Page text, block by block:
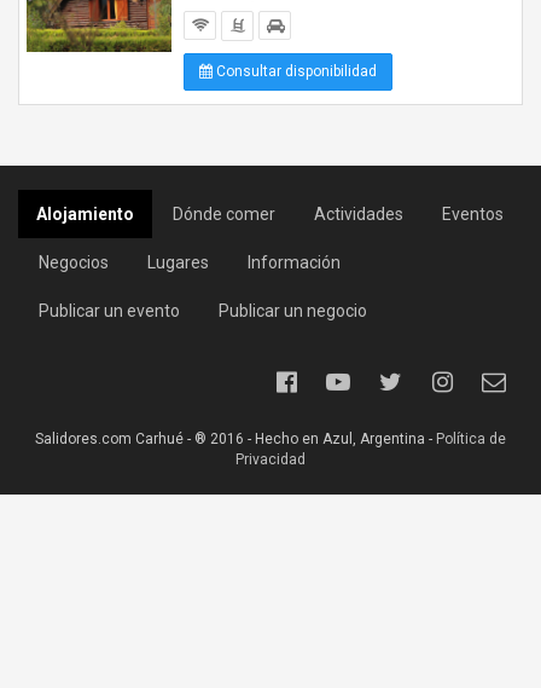
Consultar disponibilidad
Alojamiento Dónde comer Actividades Eventos
Negocios Lugares Información
Publicar un evento Publicar un negocio
Salidores.com Carhué - ® 2016 - Hecho en Azul, Argentina - Política de
Privacidad